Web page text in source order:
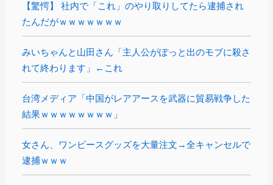
【驚愕】 社内で「これ」のやり取りしてたら逮捕され
たんだがｗｗｗｗｗｗｗ
みいちゃんと山田さん「主人公がぽっと出のモブに殺さ
れて終わります」←これ
台湾メディア「中国がレアアースを武器に貿易戦争した
結果ｗｗｗｗｗｗｗｗ」
女さん、ワンピースグッズを大量注文→全キャンセルで
逮捕ｗｗｗ